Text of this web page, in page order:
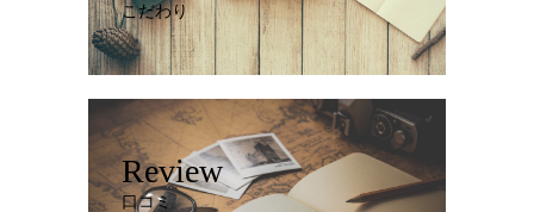
こだわり
Review
口コミ